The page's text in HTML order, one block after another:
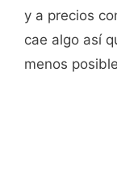
y a precios
cae algo así
menos